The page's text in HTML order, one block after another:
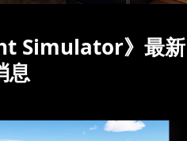
Simulator》最新
息